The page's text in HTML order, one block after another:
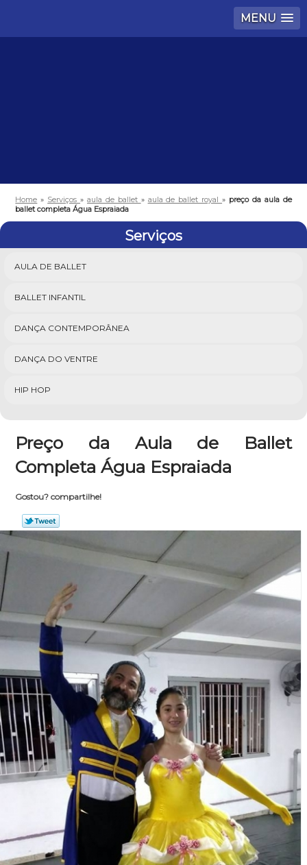
MENU
Home » Serviços» aula de ballet » aula de ballet royal» preço da aula de
ballet completa Água Espraiada
Serviços
AULA DE BALLET
BALLET INFANTIL
DANÇA CONTEMPORÂNEA
DANÇA DO VENTRE
HIP HOP
Preço da Aula de Ballet
Completa Água Espraiada
Gostou? compartilhe!